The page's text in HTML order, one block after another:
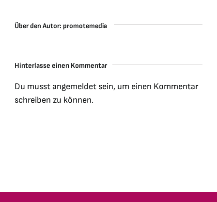
Über den Autor: promotemedia
Hinterlasse einen Kommentar
Du musstangemeldet sein, um einen Kommentar
schreiben zu können.